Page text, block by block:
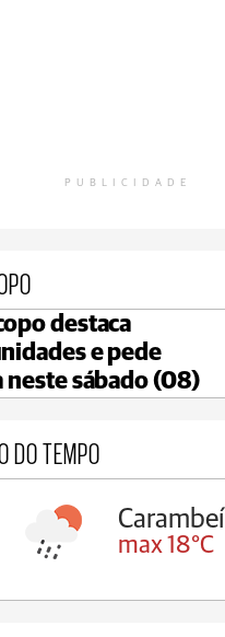
PUBLICIDADE
destaca
e pede
neste sábado (08)
DO TEMPO
Carambeí
max 18°C